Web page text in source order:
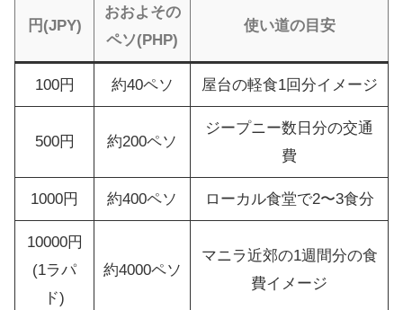
円(JPY)
おおよその
ペソ(PHP)
使い道の目安
100円 約40ペソ 屋台の軽食1回分イメージ
500円 約200ペソ
ジープニー数日分の交通
費
1000円 約400ペソ ローカル食堂で2〜3食分
10000円
(1ラパ
ド)
約4000ペソ
マニラ近郊の1週間分の食
費イメージ